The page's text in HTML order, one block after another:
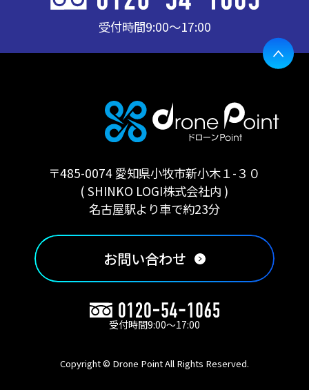
受付時間9:00〜17:00
〒485-0074 愛知県小牧市新小木１-３０
( SHINKO LOGI株式会社内 )
名古屋駅より車で約23分
お問い合わせ
受付時間9:00〜17:00
Copyright © Drone Point All Rights Reserved.